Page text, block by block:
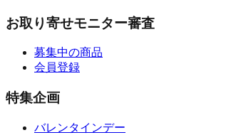
お取り寄せモニター審査
募集中の商品
会員登録
特集企画
バレンタインデー